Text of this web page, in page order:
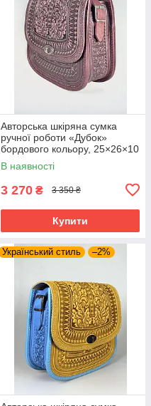
Авторська шкіряна сумка
ручної роботи «Дубок»
бордового кольору, 25×26×10
см
В наявності
3 270 ₴ 3 350 ₴
Купити
Український стиль –2%